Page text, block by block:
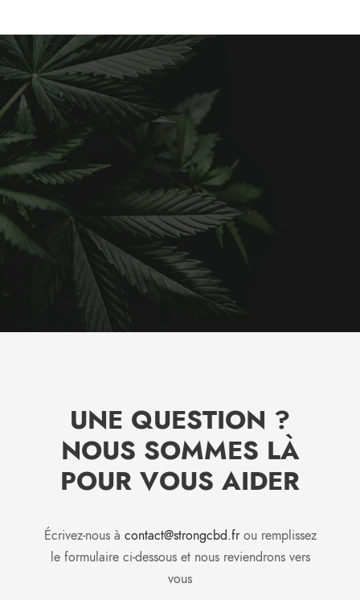
Nous
contacter
UNE QUESTION ?
NOUS SOMMES LÀ
POUR VOUS AIDER
Écrivez-nous à contact@strongcbd.frou remplissez
le formulaire ci-dessous et nous reviendrons vers
vous